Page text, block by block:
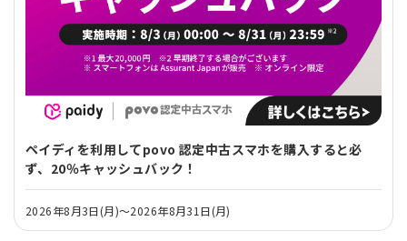
ペイディを利用してpovo 認定中古スマホを購入すると必
ず、20％キャッシュバック！
2026年8月3日(月)～2026年8月31日(月)